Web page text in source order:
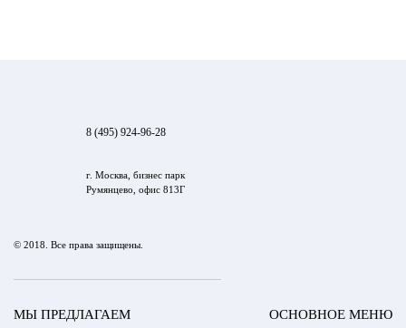
8 (495) 924-96-28
г. Москва, бизнес парк
Румянцево, офис 813Г
© 2018. Все права защищены.
МЫ ПРЕДЛАГАЕМ ОСНОВНОЕ МЕНЮ